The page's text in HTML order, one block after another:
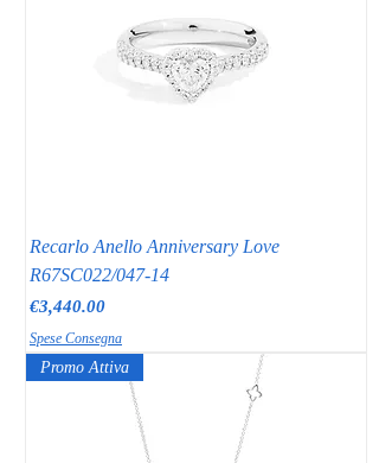
Recarlo Anello Anniversary Love
R67SC022/047-14
Price
€3,440.00
Spese Consegna
Promo Attiva